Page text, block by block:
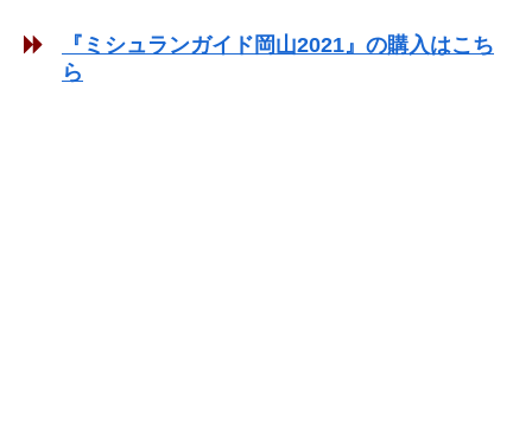
『ミシュランガイド岡山2021』の購入はこち
ら